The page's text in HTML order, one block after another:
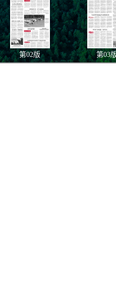
第02版 第03